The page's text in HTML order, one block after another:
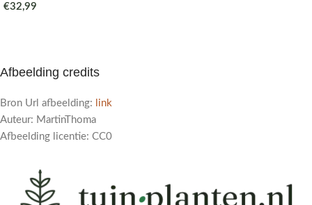
€32,99
Afbeelding credits
Bron Url afbeelding:
link
Auteur: MartinThoma
Afbeelding licentie: CC0